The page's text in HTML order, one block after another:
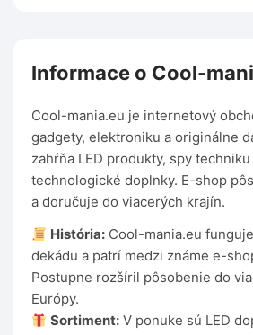
Informace o Cool-
Cool-mania.eu je internetový
gadgety, elektroniku a originálne
zahŕňa LED produkty, spy
technologické doplnky. E-shop
a doručuje do viacerých krajín.
História: Cool-mania.eu
dekádu a patrí medzi známe e-
Postupne rozšíril pôsobenie do
Európy.
Sortiment: V ponuke sú LED